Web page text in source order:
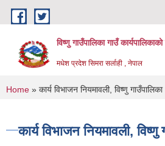
Skip to main content
विष्णु गाउँपालिका गाउँ कार्यपालिकाको
मधेश प्रदेश सिमरा सर्लाही , नेपाल
You are here
Home » कार्य विभाजन नियमावली, विष्णु गाउँपालिका
कार्य विभाजन नियमावली, विष्णु